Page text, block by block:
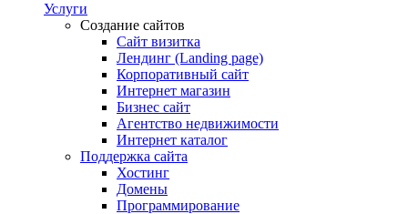
Услуги
Создание сайтов
Сайт визитка
Лендинг (Landing page)
Корпоративный сайт
Интернет магазин
Бизнес сайт
Агентство недвижимости
Интернет каталог
Поддержка сайта
Хостинг
Домены
Программирование